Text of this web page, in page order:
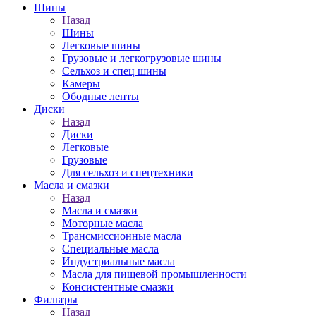
Шины
Назад
Шины
Легковые шины
Грузовые и легкогрузовые шины
Сельхоз и спец шины
Камеры
Ободные ленты
Диски
Назад
Диски
Легковые
Грузовые
Для сельхоз и спецтехники
Масла и смазки
Назад
Масла и смазки
Моторные масла
Трансмиссионные масла
Специальные масла
Индустриальные масла
Масла для пищевой промышленности
Консистентные смазки
Фильтры
Назад